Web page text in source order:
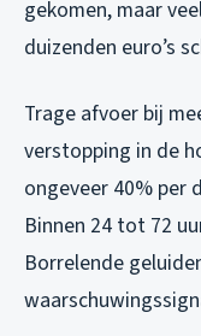
gekomen, maar
duizenden euro’s
Trage afvoer bij
verstopping in de
ongeveer 40% per
Binnen 24 tot 72
Borrelende